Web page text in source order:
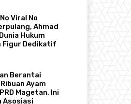
Viral No
Ahmad
Hukum
Figur Dedikatif
Berantai
Ayam
Magetan, Ini
Asosiasi